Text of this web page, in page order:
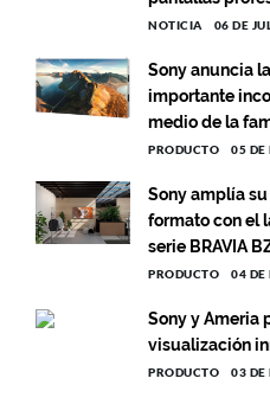
NOTICIA 06 DE
Sony anuncia
importante
medio de la
PRODUCTO 05 DE
Sony amplía
formato con el
serie BRAVIA
PRODUCTO 04 DE
Sony y Ameria
visualización
PRODUCTO 03 DE